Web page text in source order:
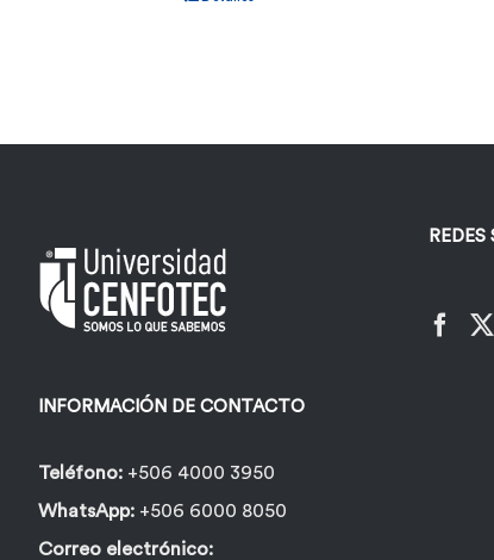
INFORMACIÓN DE CONTACTO
Teléfono: +506 4000 3950
WhatsApp: +506 6000 8050
Correo electrónico:
REDES